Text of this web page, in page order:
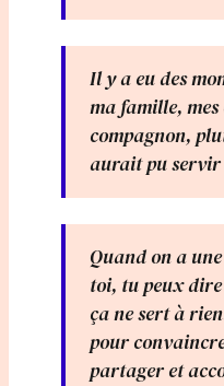
Il y a eu des
ma famille,
compagnon,
aurait pu servir
Quand on a
toi, tu peux
ça ne sert à
pour
partager et